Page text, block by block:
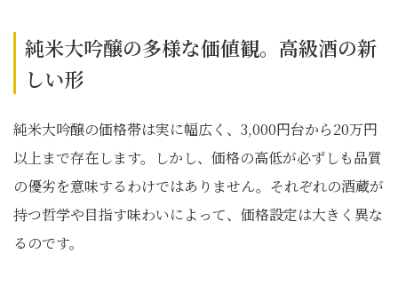
純米大吟醸の多様な価値観。高級酒の新
しい形
純米大吟醸の価格帯は実に幅広く、3,000円台から20万円
以上まで存在します。しかし、価格の高低が必ずしも品質
の優劣を意味するわけではありません。それぞれの酒蔵が
持つ哲学や目指す味わいによって、価格設定は大きく異な
るのです。